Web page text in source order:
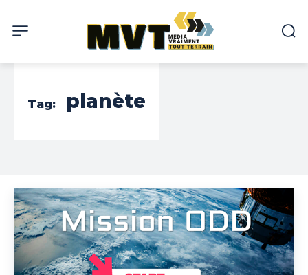
Tag: planète